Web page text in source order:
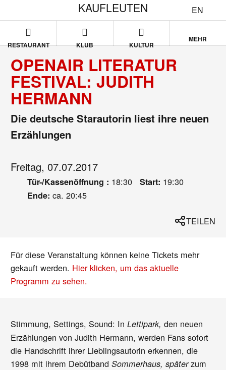
EN
KAUFLEUTEN
RESTAURANT KLUB KULTUR
MEHR
OPENAIR LITERATUR
FESTIVAL: JUDITH
HERMANN
Die deutsche Starautorin liest ihre neuen
Erzählungen
Freitag, 07.07.2017
Tür-/Kassenöffnung : 18:30 Start: 19:30
Ende: ca. 20:45
TEILEN
Für diese Veranstaltung können keine Tickets mehr
gekauft werden. Hier klicken, um das aktuelle
Programm zu sehen.
Stimmung, Settings, Sound: InLettipark, den neuen
Erzählungen von Judith Hermann, werden Fans sofort
die Handschrift ihrer Lieblingsautorin erkennen, die
1998 mit ihrem DebütbandSommerhaus, späterzum